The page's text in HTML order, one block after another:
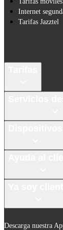
Internet
Tarifas Jazztel
Descarga nuestra